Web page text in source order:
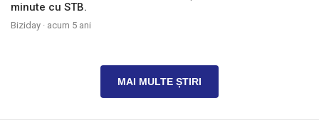
minute cu STB.
Biziday · acum 5 ani
MAI MULTE ȘTIRI